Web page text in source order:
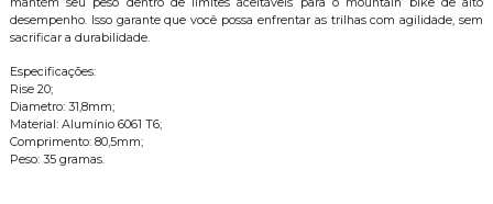
desempenho. Isso garante que você possa enfrentar as trilhas com agilidade, sem
sacrificar a durabilidade.
Especificações:
Rise 20;
Diametro: 31,8mm;
Material: Alumínio 6061 T6;
Comprimento: 80,5mm;
Peso: 35 gramas.